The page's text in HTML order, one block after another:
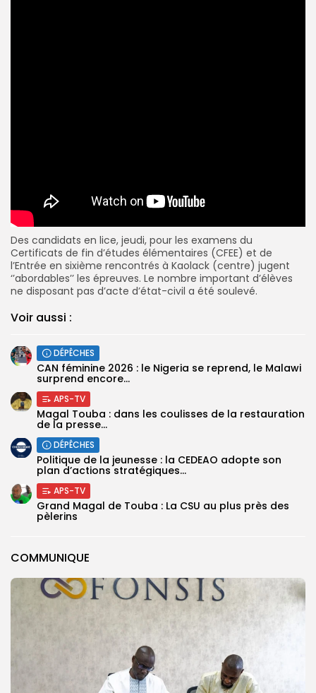
COMMUNIQUE
Des candidats en lice, jeudi, pour les examens du
Certificats de fin d’études élémentaires (CFEE) et de
l’Entrée en sixième rencontrés à Kaolack (centre) jugent
‘’abordables’’ les épreuves. Le nombre important d’élèves
ne disposant pas d’acte d’état-civil a été soulevé.
Voir aussi :
DÉPÊCHES
‎CAN féminine 2026 : le Nigeria se reprend, le Malawi
surprend encore...
APS-TV
Magal Touba : dans les coulisses de la restauration
de la presse...
DÉPÊCHES
Politique de la jeunesse : la CEDEAO adopte son
plan d’actions stratégiques...
APS-TV
Grand Magal de Touba : La CSU au plus près des
pèlerins